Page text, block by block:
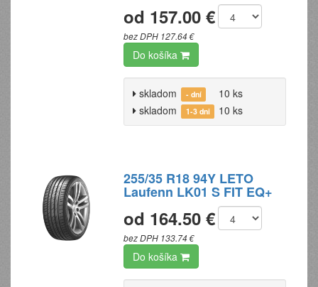
od 157.00 €
bez DPH 127.64 €
Do košíka
skladom - dní
10 ks
skladom
1-3 dni 10 ks
255/35 R18 94Y LETO
Laufenn LK01 S FIT EQ+
od 164.50 €
bez DPH 133.74 €
Do košíka